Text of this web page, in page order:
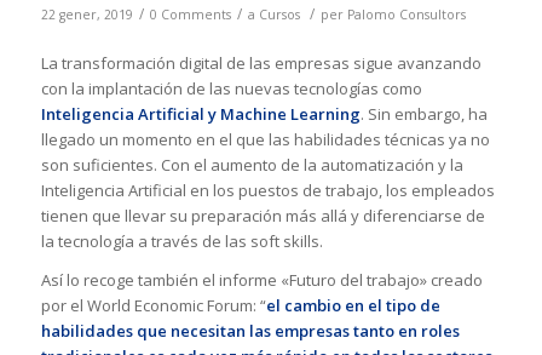
22 gener, 2019 / 0 Comments / a Cursos / per Palomo Consultors
La transformación digital de las empresas sigue avanzando
con la implantación de las nuevas tecnologías como
Inteligencia Artificial y Machine Learning. Sin embargo, ha
llegado un momento en el que las habilidades técnicas ya no
son suficientes. Con el aumento de la automatización y la
Inteligencia Artificial en los puestos de trabajo, los empleados
tienen que llevar su preparación más allá y diferenciarse de
la tecnología a través de las soft skills.
Así lo recoge también el informe «Futuro del trabajo» creado
por el World Economic Forum: “el cambio en el tipo de
habilidades que necesitan las empresas tanto en roles